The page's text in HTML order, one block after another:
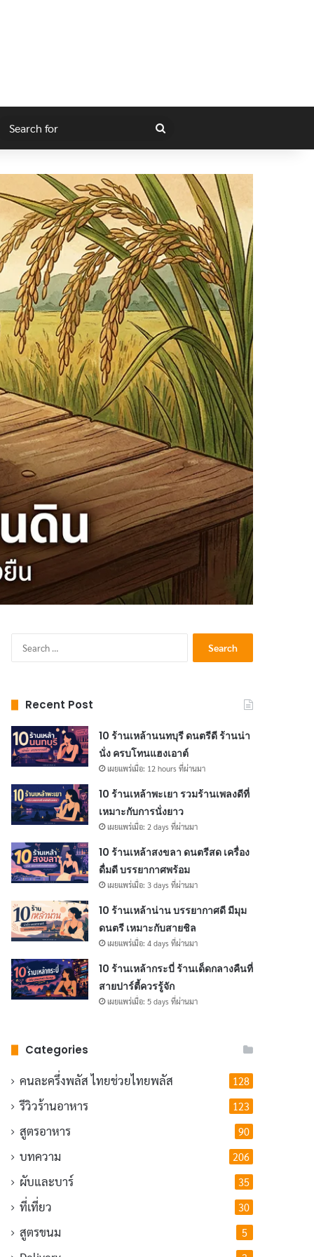
skin
for
Search
for:
Recent Post
10 ร้านเหล้านนทบุรี ดนตรีดี ร้านน่า
นั่ง ครบโทนแฮงเอาต์
เผยแพร่เมื่อ: 12 hours ที่ผ่านมา
10 ร้านเหล้าพะเยา รวมร้านเพลงดีที่
เหมาะกับการนั่งยาว
เผยแพร่เมื่อ: 2 days ที่ผ่านมา
10 ร้านเหล้าสงขลา ดนตรีสด เครื่อง
ดื่มดี บรรยากาศพร้อม
เผยแพร่เมื่อ: 3 days ที่ผ่านมา
10 ร้านเหล้าน่าน บรรยากาศดี มีมุม
ดนตรี เหมาะกับสายชิล
เผยแพร่เมื่อ: 4 days ที่ผ่านมา
10 ร้านเหล้ากระบี่ ร้านเด็ดกลางคืนที่
สายปาร์ตี้ควรรู้จัก
เผยแพร่เมื่อ: 5 days ที่ผ่านมา
Categories
คนละครึ่งพลัสไทยช่วยไทยพลัส 128
รีวิวร้านอาหาร 123
สูตรอาหาร 90
บทความ 206
ผับและบาร์ 35
ที่เที่ยว 30
สูตรขนม 5